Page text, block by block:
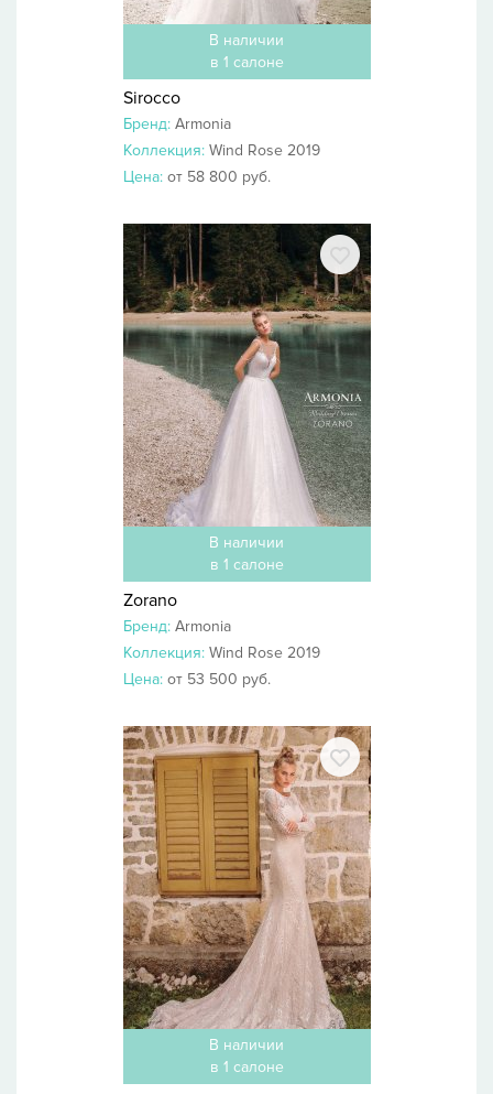
В наличии
в 1 салоне
Sirocco
Бренд: Armonia
Коллекция: Wind Rose 2019
Цена: от 58 800 руб.
В наличии
в 1 салоне
Zorano
Бренд: Armonia
Коллекция: Wind Rose 2019
Цена: от 53 500 руб.
В наличии
в 1 салоне